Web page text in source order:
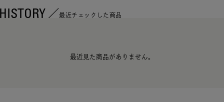
最近チェックした商品
最近見た商品がありません。